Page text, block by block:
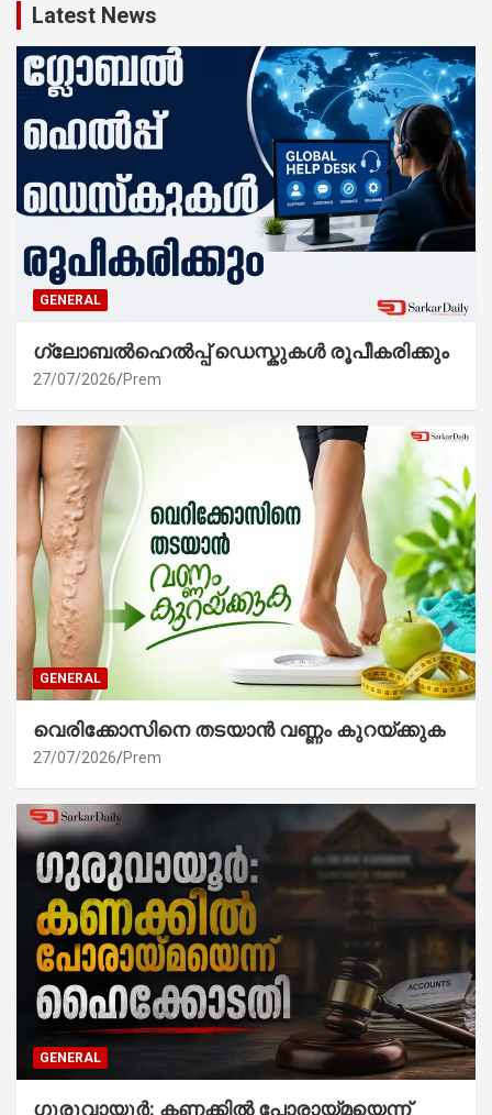
Latest News
GENERAL
ഗ്ലോബൽഹെൽപ്പ് ഡെസ്കുകൾ രൂപീകരിക്കും
27/07/2026 Prem
GENERAL
വെരിക്കോസിനെ തടയാൻ വണ്ണം കുറയ്ക്കുക
27/07/2026 Prem
GENERAL
ഗുരുവായൂർ: കണക്കിൽ പോരായ്മയെന്ന്